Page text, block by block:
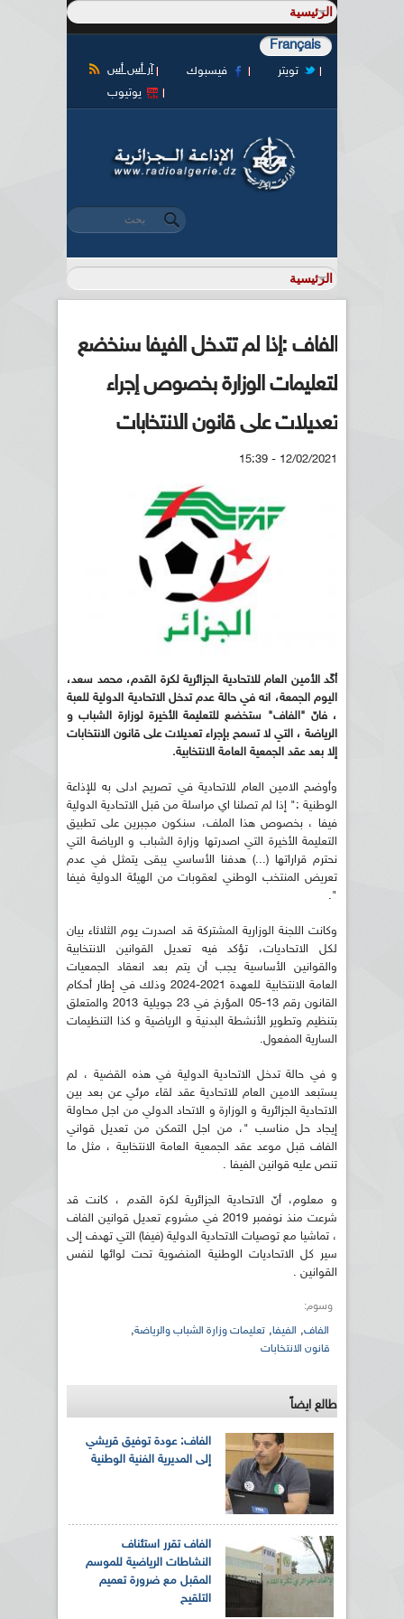
Français
آر أس أس فيسبوك
تويتر
يوتيوب
استمارة البحث
‏بحث ‏
الفاف :إذا لم تتدخل الفيفا سنخضع
لتعليمات الوزارة بخصوص إجراء
تعديلات على قانون الانتخابات
12/02/2021 - 15:39
أكّد الأمين العام للاتحادية الجزائرية لكرة القدم، محمد سعد،
اليوم الجمعة، انه في حالة عدم تدخل الاتحادية الدولية للعبة
، فانّ "الفاف" ستخضع للتعليمة الأخيرة لوزارة الشباب و
الرياضة ، التي لا تسمح بإجراء تعديلات على قانون الانتخابات
إلا بعد عقد الجمعية العامة الانتخابية.
وأوضح الامين العام للاتحادية في تصريح ادلى به للإذاعة
الوطنية :" إذا لم تصلنا اي مراسلة من قبل الاتحادية الدولية
فيفا ، بخصوص هذا الملف، سنكون مجبرين على تطبيق
التعليمة الأخيرة التي اصدرتها وزارة الشباب و الرياضة التي
نحترم قراراتها (...) هدفنا الأساسي يبقى يتمثل في عدم
تعريض المنتخب الوطني لعقوبات من الهيئة الدولية فيفا
".
وكانت اللجنة الوزارية المشتركة قد اصدرت يوم الثلاثاء بيان
لكل الاتحاديات، تؤكد فيه تعديل القوانين الانتخابية
والقوانين الأساسية يجب أن يتم بعد انعقاد الجمعيات
العامة الانتخابية للعهدة 2021-2024 وذلك في إطار أحكام
القانون رقم 13-05 المؤرخ في 23 جويلية 2013 والمتعلق
بتنظيم وتطوير الأنشطة البدنية و الرياضية و كذا التنظيمات
السارية المفعول.
و في حالة تدخل الاتحادية الدولية في هذه القضية ، لم
يستبعد الامين العام للاتحادية عقد لقاء مرئي عن بعد بين
الاتحادية الجزائرية و الوزارة و الاتحاد الدولي من اجل محاولة
إيجاد حل مناسب "، من اجل التمكن من تعديل قواني
الفاف قبل موعد عقد الجمعية العامة الانتخابية ، مثل ما
تنص عليه قوانين الفيفا .
و معلوم، أنّ الاتحادية الجزائرية لكرة القدم ، كانت قد
شرعت منذ نوفمبر 2019 في مشروع تعديل قوانين الفاف
، تماشيا مع توصيات الاتحادية الدولية (فيفا) التي تهدف إلى
سير كل الاتحاديات الوطنية المنضوية تحت لوائها لنفس
القوانين .
وسوم:
الفاف, الفيفا, تعليمات وزارة الشباب والرياضة,
قانون الانتخابات
طالع ايضاً
الفاف: عودة توفيق قريشي
إلى المديرية الفنية الوطنية
الفاف تقرر استئناف
النشاطات الرياضية للموسم
المقبل مع ضرورة تعميم
التلقيح